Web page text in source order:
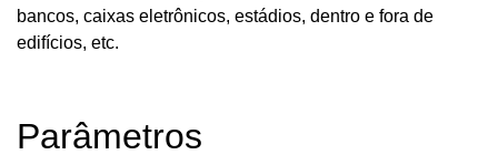
bancos, caixas eletrônicos, estádios, dentro e fora de
edifícios, etc.
Parâmetros